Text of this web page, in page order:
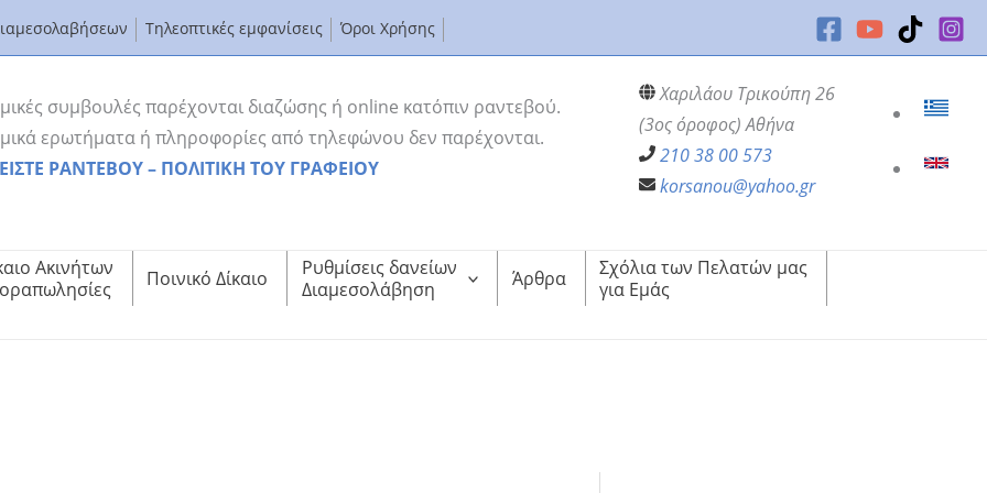
Τηλεοπτικές εμφανίσεις Όροι Χρήσης
συμβουλές παρέχονται διαζώσης ή online κατόπιν ραντεβού.
ερωτήματα ή πληροφορίες από τηλεφώνου δεν παρέχονται.
ΡΑΝΤΕΒΟΥ – ΠΟΛΙΤΙΚΗ ΤΟΥ ΓΡΑΦΕΙΟΥ
Χαριλάου Τρικούπη 26
(3ος όροφος) Αθήνα
210 38 00 573
korsanou@yahoo.gr
Ακινήτων
Ποινικό Δίκαιο
Ρυθμίσεις δανείων
Διαμεσολάβηση
Άρθρα
Σχόλια των Πελατών μας
για Εμάς